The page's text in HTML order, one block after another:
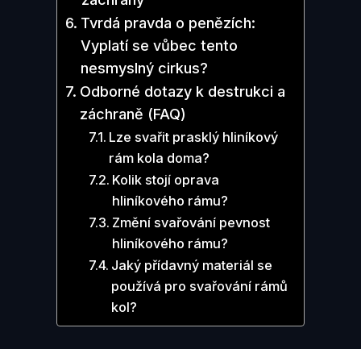
Tvrdá pravda o penězích:
Vyplatí se vůbec tento
nesmyslný cirkus?
Odborné dotazy k destrukci a
záchraně (FAQ)
Lze svařit prasklý hliníkový
rám kola doma?
Kolik stojí oprava
hliníkového rámu?
Změní svařování pevnost
hliníkového rámu?
Jaký přídavný materiál se
používá pro svařování rámů
kol?